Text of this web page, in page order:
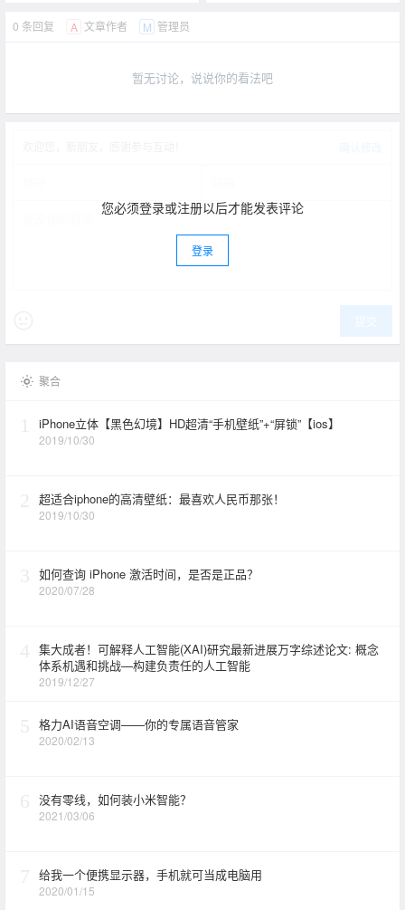
0 条回复 A 文章作者 M 管理员
暂无讨论，说说你的看法吧
您必须登录或注册以后才能发表评论
登录
聚合
iPhone立体【黑色幻境】HD超清“手机壁纸”+“屏锁”【ios】
2019/10/30
超适合iphone的高清壁纸：最喜欢人民币那张！
2019/10/30
如何查询 iPhone 激活时间，是否是正品？
2020/07/28
集大成者！可解释人工智能(XAI)研究最新进展万字综述论文: 概念
体系机遇和挑战—构建负责任的人工智能
2019/12/27
格力AI语音空调——你的专属语音管家
2020/02/13
没有零线，如何装小米智能？
2021/03/06
给我一个便携显示器，手机就可当成电脑用
2020/01/15